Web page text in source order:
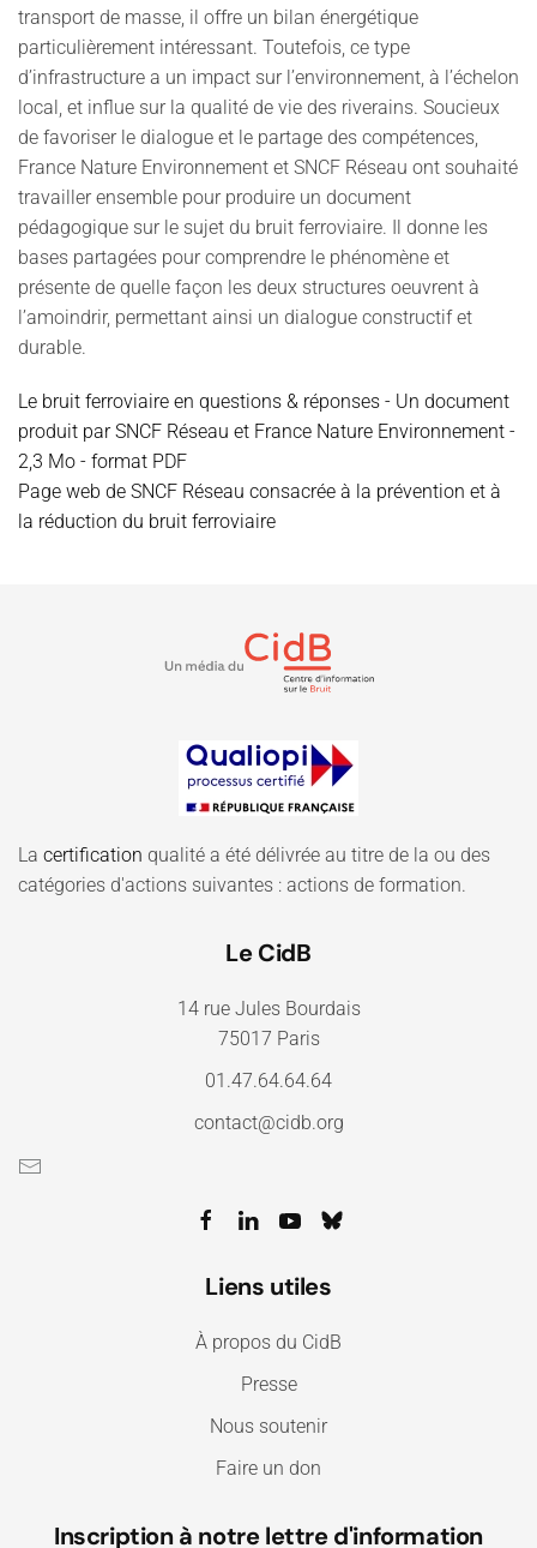
transport de masse, il offre un bilan énergétique
particulièrement intéressant. Toutefois, ce type
d’infrastructure a un impact sur l’environnement, à l’échelon
local, et influe sur la qualité de vie des riverains. Soucieux
de favoriser le dialogue et le partage des compétences,
France Nature Environnement et SNCF Réseau ont souhaité
travailler ensemble pour produire un document
pédagogique sur le sujet du bruit ferroviaire. Il donne les
bases partagées pour comprendre le phénomène et
présente de quelle façon les deux structures oeuvrent à
l’amoindrir, permettant ainsi un dialogue constructif et
durable.
Le bruit ferroviaire en questions & réponses - Un document
produit par SNCF Réseau et France Nature Environnement -
2,3 Mo - format PDF
Page web de SNCF Réseau consacrée à la prévention et à
la réduction du bruit ferroviaire
La certification qualité a été délivrée au titre de la ou des
catégories d'actions suivantes : actions de formation.
Le CidB
14 rue Jules Bourdais
75017 Paris
01.47.64.64.64
contact@cidb.org
Liens utiles
À propos du CidB
Presse
Nous soutenir
Faire un don
Inscription à notre lettre d'information